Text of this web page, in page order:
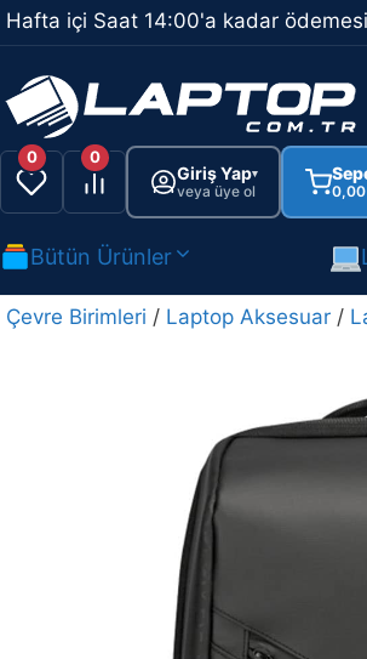
İçeriğe
atla
Hafta içi Saat 14:00'a kadar
0 0
Giriş Yap▾
veya üye ol 0,00
Bütün Ürünler
Çevre Birimleri / Laptop Aksesuar /